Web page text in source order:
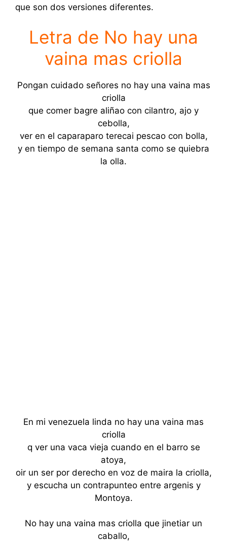
que son dos versiones diferentes.
Letra de No hay una
vaina mas criolla
Pongan cuidado señores no hay una vaina mas
criolla
que comer bagre aliñao con cilantro, ajo y
cebolla,
ver en el caparaparo terecai pescao con bolla,
y en tiempo de semana santa como se quiebra
la olla.
En mi venezuela linda no hay una vaina mas
criolla
q ver una vaca vieja cuando en el barro se
atoya,
oir un ser por derecho en voz de maira la criolla,
y escucha un contrapunteo entre argenis y
Montoya.
No hay una vaina mas criolla que jinetiar un
caballo,